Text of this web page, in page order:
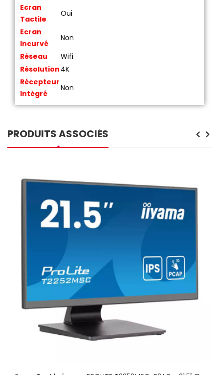
Ecran
Tactile
Oui
Ecran
Incurvé
Non
Réseau
Wifi
Résolution 4K
Récepteur
Intégré
Non
PRODUITS ASSOCIÉS